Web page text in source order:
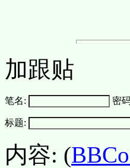
加跟贴
笔名: 密
标题:
内容: (